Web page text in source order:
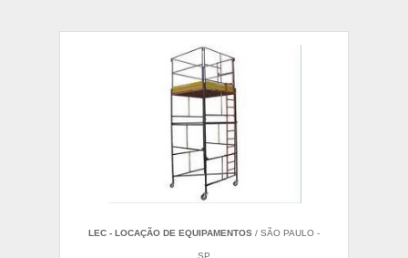
LEC - LOCAÇÃO DE EQUIPAMENTOS / SÃO PAULO -
SP